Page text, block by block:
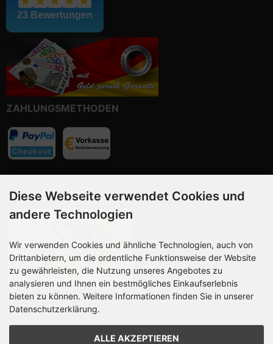
ZAHLUNGSMETHODEN
Wir versenden mit DHL, Deutsche Post
Diese Webseite verwendet Cookies und
andere Technologien
Wir verwenden Cookies und ähnliche Technologien, auch von
Drittanbietern, um die ordentliche Funktionsweise der Website
zu gewährleisten, die Nutzung unseres Angebotes zu
analysieren und Ihnen ein bestmögliches Einkaufserlebnis
bieten zu können. Weitere Informationen finden Sie in unserer
Datenschutzerklärung.
ALLE AKZEPTIEREN